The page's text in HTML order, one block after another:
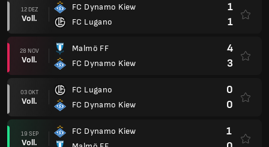
12 DEZ
Voll.
FC Dynamo Kiew
FC Lugano
1
1
28 NOV
Voll.
Malmö FF
FC Dynamo Kiew
4
3
03 OKT
Voll.
FC Lugano
FC Dynamo Kiew
0
0
19 SEP
Voll.
FC Dynamo Kiew
1